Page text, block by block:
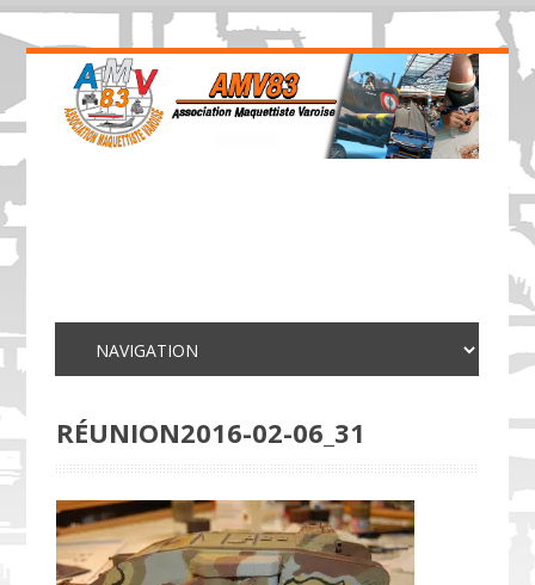
RÉUNION2016-02-06_31